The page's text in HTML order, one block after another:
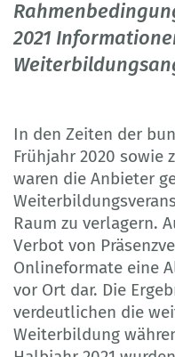
2021
In den Zeiten der
Frühjahr 2020 sowie
waren die Anbieter
Raum zu verlagern.
Verbot von
Onlineformate eine
vor Ort dar. Die
verdeutlichen die
Weiterbildung